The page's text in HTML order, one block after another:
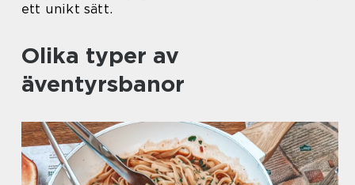
ett unikt sätt.
Olika typer av
äventyrsbanor